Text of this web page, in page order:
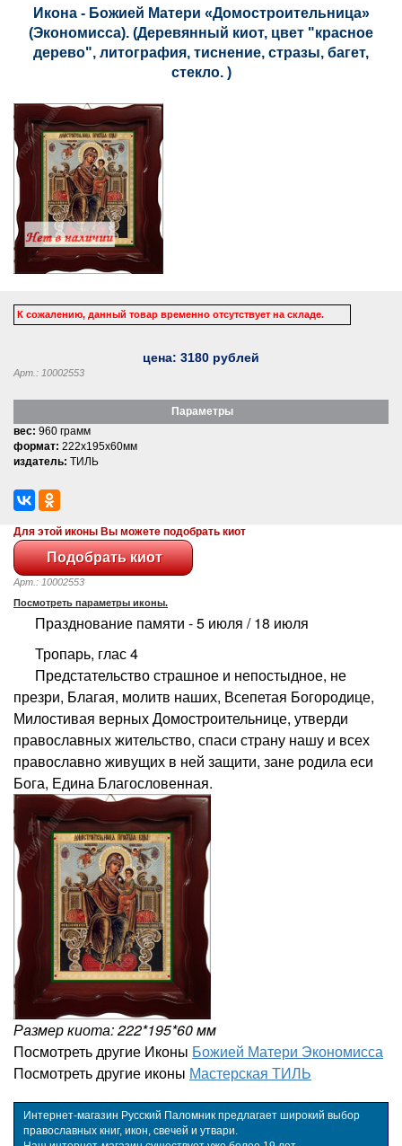
Икона - Божией Матери «Домостроительница»
(Экономисса). (Деревянный киот, цвет "красное
дерево", литография, тиснение, стразы, багет,
стекло. )
К сожалению, данный товар временно отсутствует на складе.
цена: 3180 рублей
Арт.: 10002553
Параметры
вес: 960 грамм
формат: 222x195x60мм
издатель: ТИЛЬ
Для этой иконы Вы можете подобрать киот
Арт.: 10002553
Посмотреть параметры иконы.
Празднование памяти - 5 июля / 18 июля
Тропарь, глас 4
Предстательство страшное и непостыдное, не
презри, Благая, молитв наших, Всепетая Богородице,
Милостивая верных Домостроительнице, утверди
православных жительство, спаси страну нашу и всех
православно живущих в ней защити, зане родила еси
Бога, Едина Благословенная.
Размер киота: 222*195*60 мм
Посмотреть другие Иконы Божией Матери Экономисса
Посмотреть другие иконы Мастерская ТИЛЬ
Интернет-магазин Русский Паломник предлагает широкий выбор
православных книг, икон, свечей и утвари.